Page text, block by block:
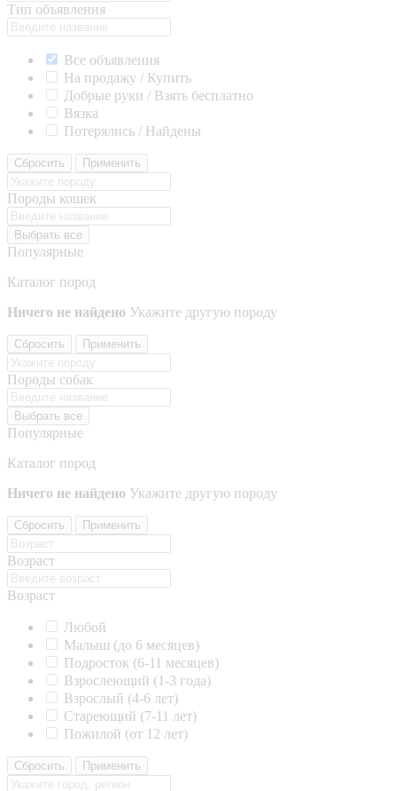
Тип объявления
Все объявления
На продажу / Купить
Добрые руки / Взять бесплатно
Вязка
Потерялись / Найдены
Сбросить Применить
Породы кошек
Выбрать все
Популярные
Каталог пород
Ничего не найдено Укажите другую породу
Сбросить Применить
Породы собак
Выбрать все
Популярные
Каталог пород
Ничего не найдено Укажите другую породу
Сбросить Применить
Возраст
Возраст
Любой
Малыш (до 6 месяцев)
Подросток (6-11 месяцев)
Взрослеющий (1-3 года)
Взрослый (4-6 лет)
Стареющий (7-11 лет)
Пожилой (от 12 лет)
Сбросить Применить